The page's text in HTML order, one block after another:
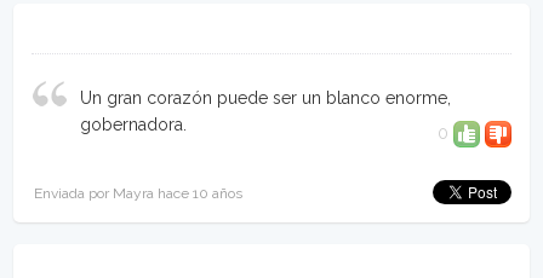
Un gran corazón puede ser un blanco enorme,
gobernadora.
0
Enviada por Mayra hace 10 años